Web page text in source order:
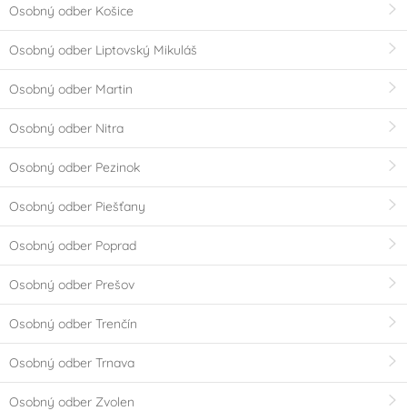
Osobný odber Košice
Osobný odber Liptovský Mikuláš
Osobný odber Martin
Osobný odber Nitra
Osobný odber Pezinok
Osobný odber Piešťany
Osobný odber Poprad
Osobný odber Prešov
Osobný odber Trenčín
Osobný odber Trnava
Osobný odber Zvolen